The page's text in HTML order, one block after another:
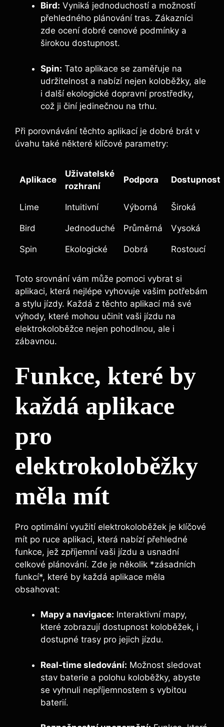
Bird: Vyniká jednoduchostí a možností
přehledného plánování tras. Zákazníci
zde ocení dobré cenové podmínky a
širokou dostupnost.
Spin: Tato aplikace se zaměřuje na
udržitelnost a nabízí nejen koloběžky, ale
i další ekologické dopravní prostředky,
což ji činí jedinečnou na trhu.
Při porovnávání těchto aplikací je dobré brát v
úvahu také některé klíčové parametry:
Aplikace
Uživatelské
rozhraní
Podpora Dostupnost
Lime Intuitivní Výborná Široká
Bird Jednoduché Průměrná Vysoká
Spin Ekologické Dobrá Rostoucí
Toto srovnání vám může pomoci vybrat si
aplikaci, která nejlépe vyhovuje vašim potřebám
a stylu jízdy. Každá z těchto aplikací má své
výhody, které mohou učinit vaši jízdu na
elektrokoloběžce nejen pohodlnou, ale i
zábavnou.
Funkce, které by
každá aplikace
pro
elektrokoloběžky
měla mít
Pro optimální využití elektrokoloběžek je klíčové
mít po ruce aplikaci, která nabízí přehledné
funkce, jež zpříjemní vaši jízdu a usnadní
celkové plánování. Zde je několik *zásadních
funkcí*, které by každá aplikace měla
obsahovat:
Mapy a navigace: Interaktivní mapy,
které zobrazují dostupnost koloběžek, i
dostupné trasy pro jejich jízdu.
Real-time sledování: Možnost sledovat
stav baterie a polohu koloběžky, abyste
se vyhnuli nepříjemnostem s vybitou
baterií.